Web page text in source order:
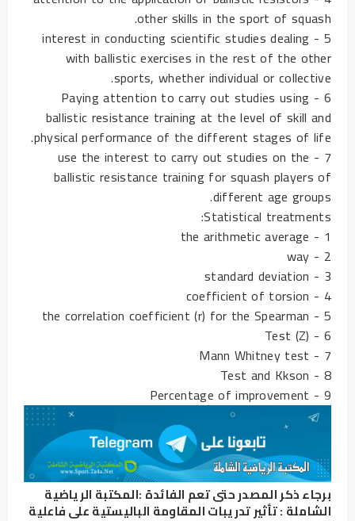
other skills in the sport of squash.
5 - interest in conducting scientific studies dealing
with ballistic exercises in the rest of the other
sports, whether individual or collective.
6 - Paying attention to carry out studies using
ballistic resistance training at the level of skill and
physical performance of the different stages of life.
7 - use the interest to carry out studies on the
ballistic resistance training for squash players of
different age groups.
Statistical treatments:
1 - the arithmetic average
2 - way
3 - standard deviation
4 - coefficient of torsion
5 - the correlation coefficient (r) for the Spearman
6 - Test (Z)
7 - Mann Whitney test
8 - Test and Kkson
9 - Percentage of improvement
برجاء ذكر المصدر حتى تعم الفائدة :المكتبة الرياضية
الشاملة :تأثير تدريبات المقاومة الباليستية على فاعلية